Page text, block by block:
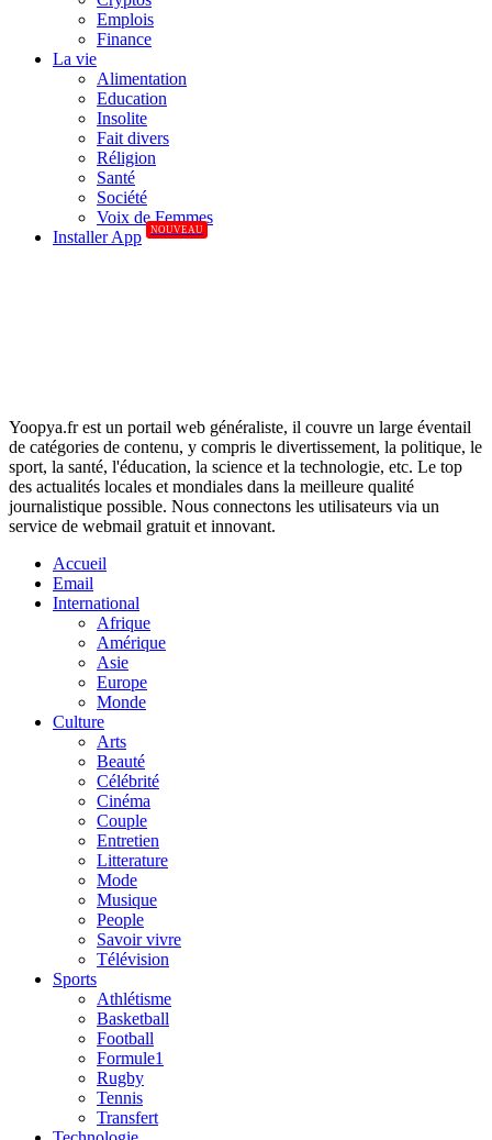
Emplois
Finance
La vie
Alimentation
Education
Insolite
Fait divers
Réligion
Santé
Société
Voix de Femmes
Installer App
NOUVEAU
Yoopya.fr est un portail web généraliste, il couvre un large éventail
de catégories de contenu, y compris le divertissement, la politique, le
sport, la santé, l'éducation, la science et la technologie, etc. Le top
des actualités locales et mondiales dans la meilleure qualité
journalistique possible. Nous connectons les utilisateurs via un
service de webmail gratuit et innovant.
Accueil
Email
International
Afrique
Amérique
Asie
Europe
Monde
Culture
Arts
Beauté
Célébrité
Cinéma
Couple
Entretien
Litterature
Mode
Musique
People
Savoir vivre
Télévision
Sports
Athlétisme
Basketball
Football
Formule1
Rugby
Tennis
Transfert